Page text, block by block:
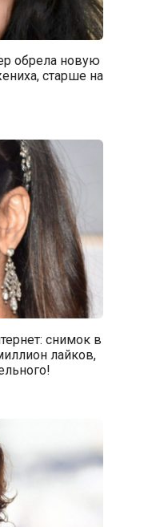
обрела новую
старше на
снимок в
лайков,